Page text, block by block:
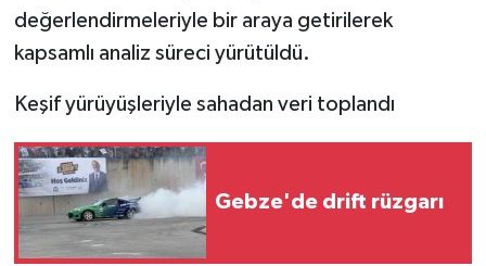
değerlendirmeleriyle bir araya getirilerek
kapsamlı analiz süreci yürütüldü.
Keşif yürüyüşleriyle sahadan veri toplandı
Gebze'de drift rüzgarı